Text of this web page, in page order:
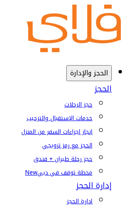
الحجز والإدارة
الحجز
حجز الرحلات
خدمات الإستقبال والترحيب
إنجاز إجراءات السفر من المنزل
الحجز مع رمز ترويجي
حجز رحلة طيران + فندق
محطة توقف في دبيNew
إدارة الحجز
إدارة الحجز